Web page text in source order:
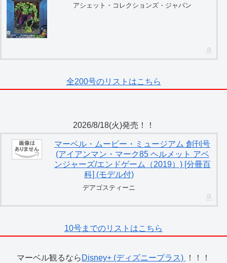
アシェット・コレクションズ・ジャパン
全200号のリストはこちら
2026/8/18(火)発売！！
マーベル・ムービー・ミュージアム 創刊号
(アイアンマン・マーク85 ヘルメット アベ
ンジャーズ/エンドゲーム（2019）) [分冊百
科] (モデル付)
デアゴスティーニ
10号までのリストはこちら
マーベル観るなら Disney+ (ディズニープラス) ！！！